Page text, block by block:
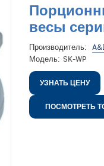
весы
Производитель:
Модель: SK-WP
УЗНАТЬ ЦЕНУ
ПОСМОТРЕТЬ